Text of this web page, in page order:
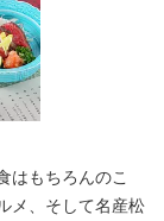
はもちろんのこ
メ、そして名産松